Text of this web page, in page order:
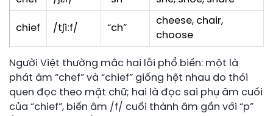
chief /tʃiːf/ “ch”
cheese, chair,
choose
Người Việt thường mắc hai lỗi phổ biến: một là
phát âm “chef” và “chief” giống hệt nhau do thói
quen đọc theo mặt chữ; hai là đọc sai phụ âm cuối
của “chief”, biến âm /f/ cuối thành âm gần với “p”